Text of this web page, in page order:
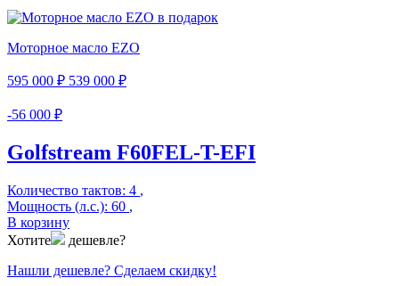
Моторное масло EZO
595 000 ₽ 539 000 ₽
-56 000 ₽
Golfstream F60FEL-T-EFI
Количество тактов: 4 ,
Мощность (л.с.): 60 ,
В корзину
Хотите
дешевле?
Нашли дешевле? Сделаем скидку!